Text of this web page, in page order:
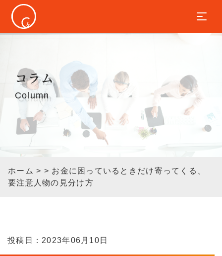
コラム
Column
ホーム > > お金に困っているときだけ寄ってくる、
要注意人物の見分け方
投稿日：2023年06月10日